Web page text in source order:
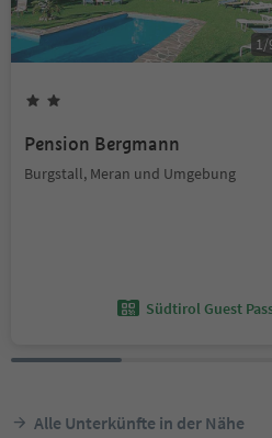
1/
Pension Bergmann
Burgstall, Meran und Umgebung
Südtirol Guest
Alle Unterkünfte in der Nähe